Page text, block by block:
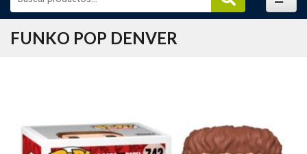
FUNKO POP DENVER